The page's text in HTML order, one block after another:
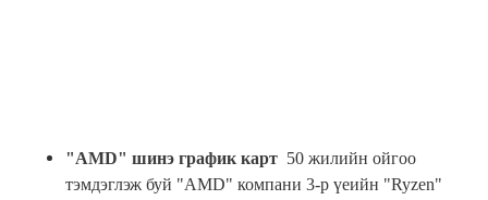
"AMD" шинэ график карт 50 жилийн ойгоо
тэмдэглэж буй "AMD" компани 3-р үеийн "Ryzen"